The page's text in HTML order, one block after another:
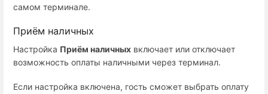
самом терминале.
Приём наличных
Настройка Приём наличных включает или отключает
возможность оплаты наличными через терминал.
Если настройка включена, гость сможет выбрать оплату